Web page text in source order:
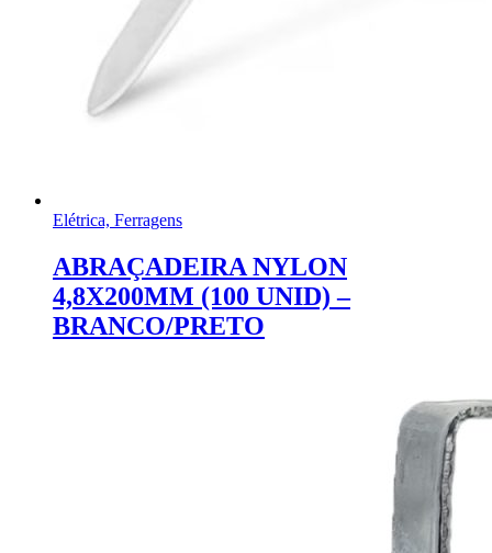
Elétrica, Ferragens
ABRAÇADEIRA NYLON
4,8X200MM (100 UNID) –
BRANCO/PRETO